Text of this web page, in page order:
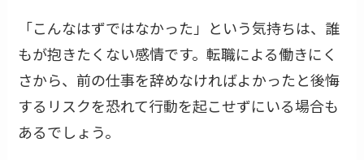
「こんなはずではなかった」という気持ちは、誰
もが抱きたくない感情です。転職による働きにく
さから、前の仕事を辞めなければよかったと後悔
するリスクを恐れて行動を起こせずにいる場合も
あるでしょう。